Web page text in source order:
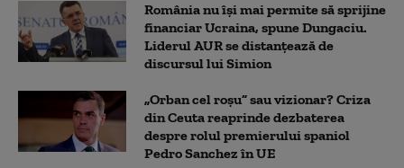
România nu își mai permite să sprijine
financiar Ucraina, spune Dungaciu.
Liderul AUR se distanțează de
discursul lui Simion
„Orban cel roșu” sau vizionar? Criza
din Ceuta reaprinde dezbaterea
despre rolul premierului spaniol
Pedro Sanchez în UE